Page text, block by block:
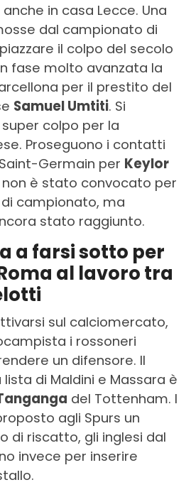
in casa Lecce. Una
dal campionato di
il colpo del secolo
fase molto avanzata la
per il prestito del
Samuel Umtiti. Si
colpo per la
Proseguono i contatti
Germain per Keylor
non è stato convocato per
campionato, ma
stato raggiunto.
a farsi sotto per
al lavoro tra
sul calciomercato,
i rossoneri
un difensore. Il
di Maldini e Massara è
del Tottenham. I
agli Spurs un
di riscatto, gli inglesi dal
invece per inserire